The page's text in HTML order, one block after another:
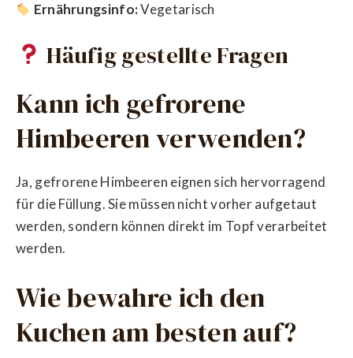
Ernährungsinfo:Vegetarisch
Häufig gestellte Fragen
Kann ich gefrorene
Himbeeren verwenden?
Ja, gefrorene Himbeeren eignen sich hervorragend
für die Füllung. Sie müssen nicht vorher aufgetaut
werden, sondern können direkt im Topf verarbeitet
werden.
Wie bewahre ich den
Kuchen am besten auf?